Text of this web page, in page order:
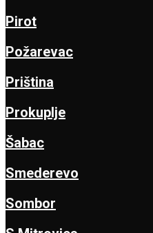
Pirot
Požarevac
Priština
Prokuplje
Šabac
Smederevo
Sombor